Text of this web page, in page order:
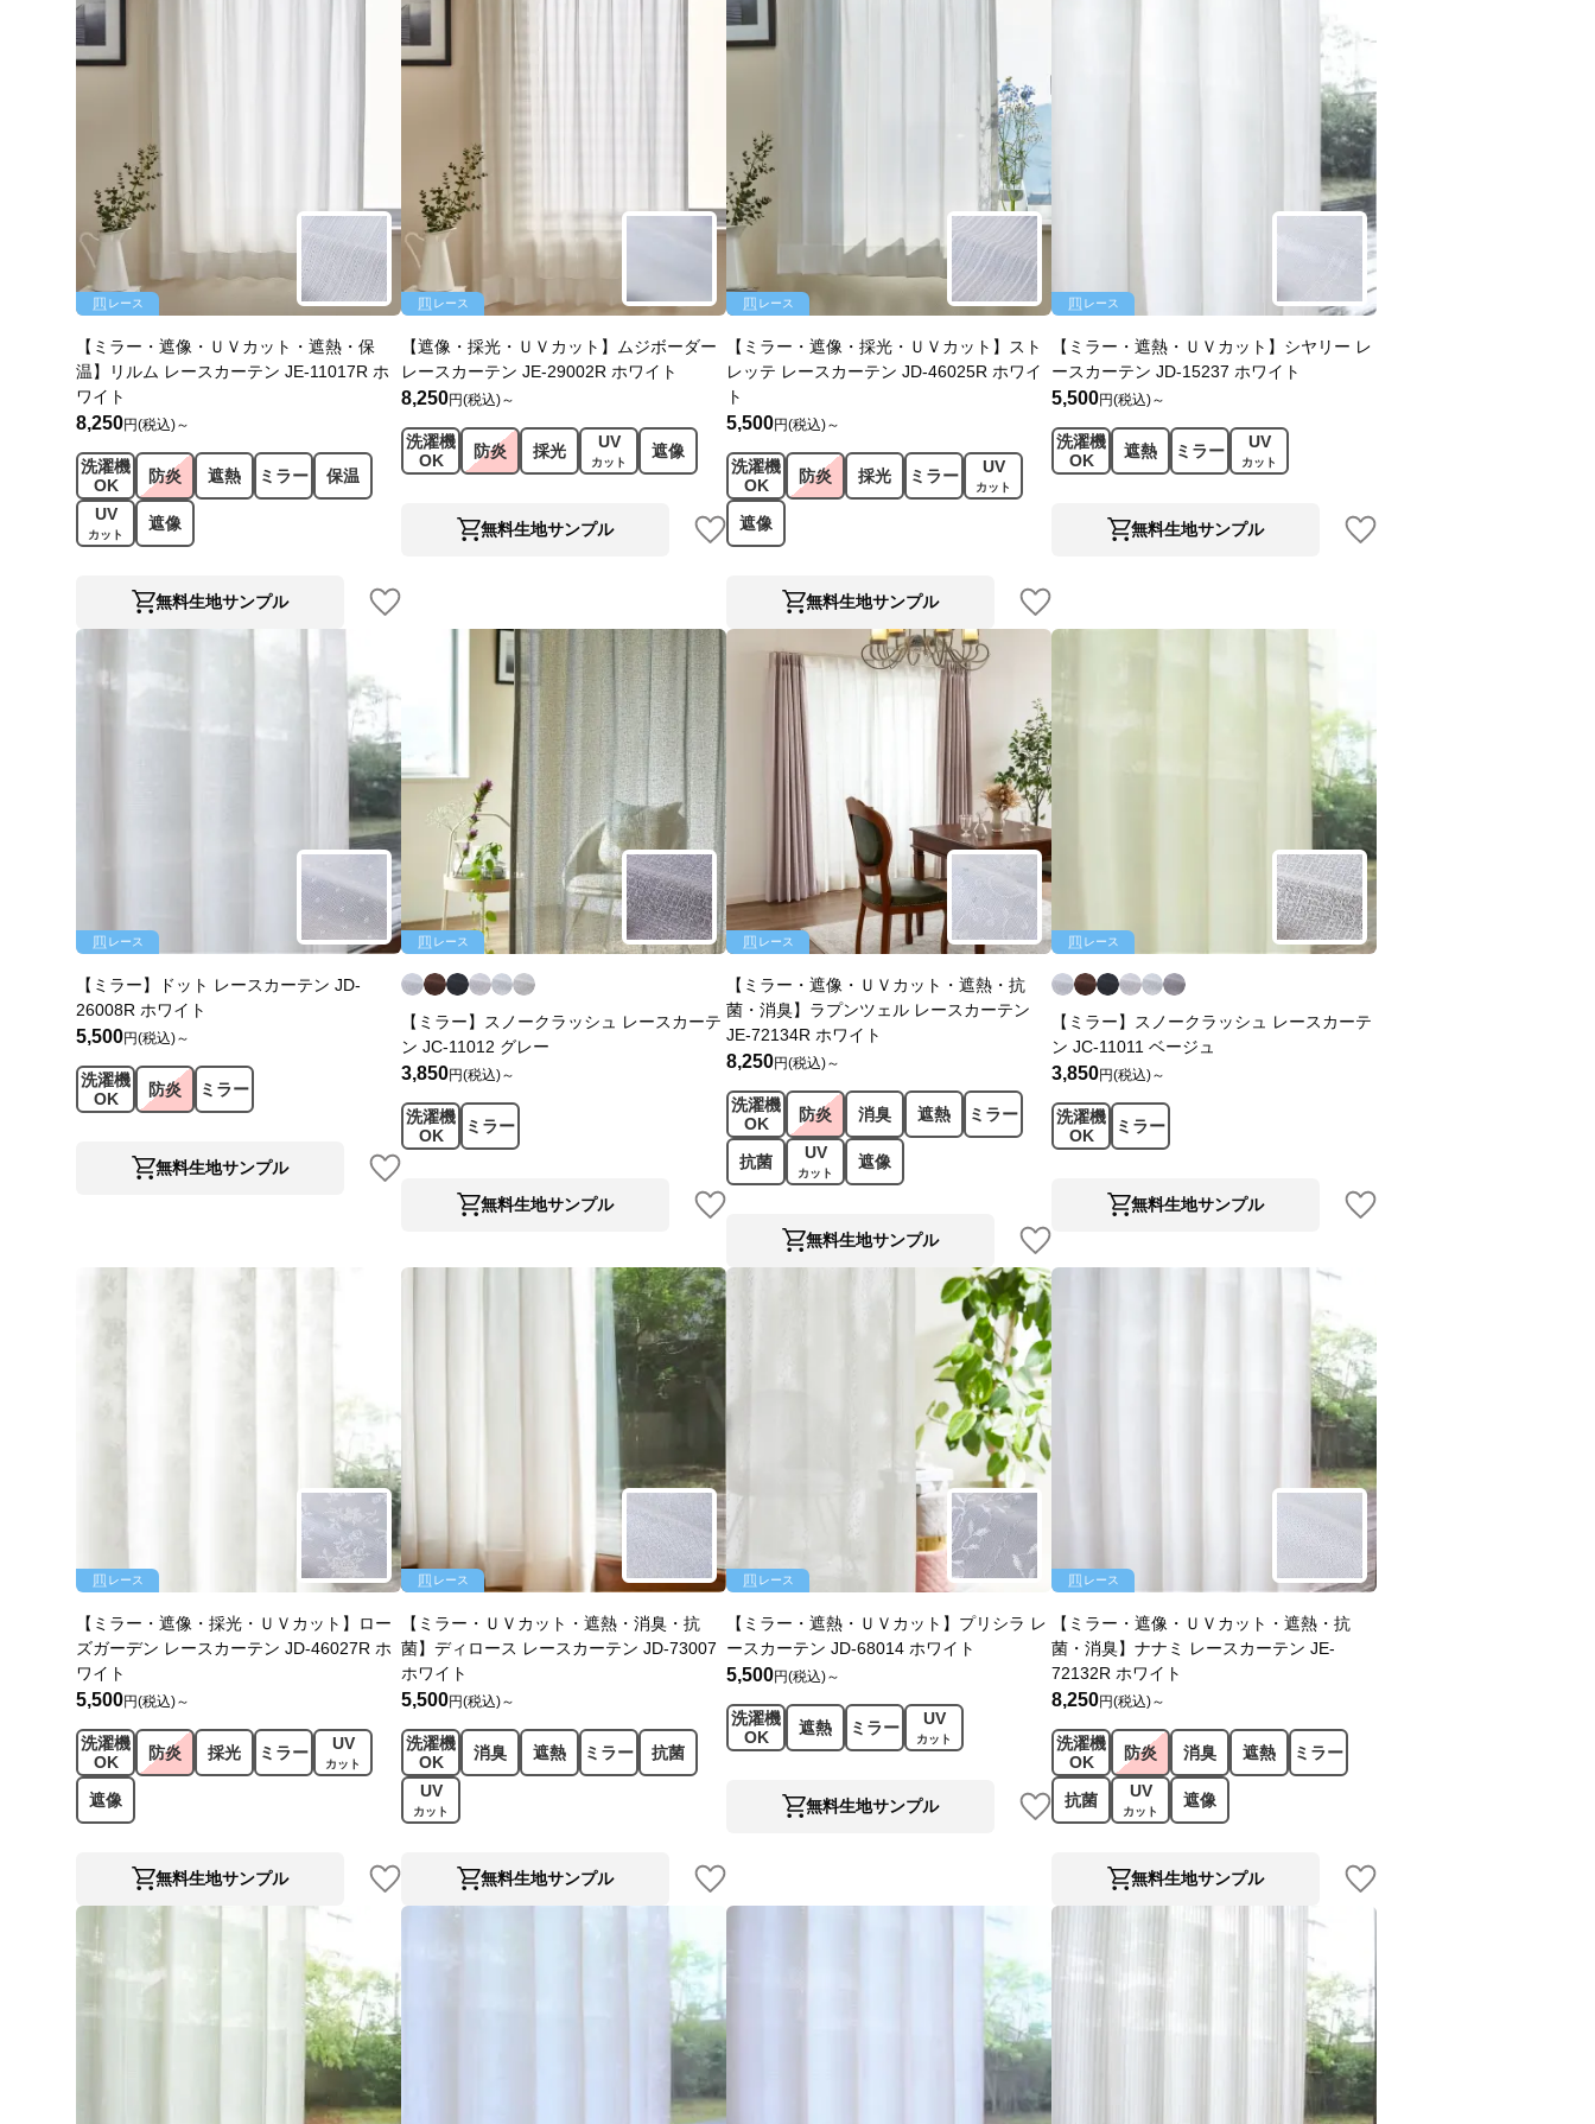
レース
【ミラー・遮像・ＵＶカット・遮熱・保
温】リルム レースカーテン JE-11017R ホ
ワイト
8,250円(税込)～
洗濯機
OK
防炎 遮熱 ミラー
保温
UV
カット
遮像
無料生地サンプル
レース
【遮像・採光・ＵＶカット】ムジボーダー
レースカーテン JE-29002R ホワイト
8,250円(税込)～
洗濯機
OK
防炎 採光 UV
カット
遮像
無料生地サンプル
レース
【ミラー・遮像・採光・ＵＶカット】スト
レッテ レースカーテン JD-46025R ホワイ
ト
5,500円(税込)～
洗濯機
OK
防炎 採光 ミラー UV
カット
遮像
無料生地サンプル
レース
【ミラー・遮熱・ＵＶカット】シヤリー レ
ースカーテン JD-15237 ホワイト
5,500円(税込)～
洗濯機
OK
遮熱 ミラー UV
カット
無料生地サンプル
レース
【ミラー】ドット レースカーテン JD-
26008R ホワイト
5,500円(税込)～
洗濯機
OK
防炎 ミラー
無料生地サンプル
レース
【ミラー】スノークラッシュ レースカーテ
ン JC-11012 グレー
3,850円(税込)～
洗濯機
OK
ミラー
無料生地サンプル
レース
【ミラー・遮像・ＵＶカット・遮熱・抗
菌・消臭】ラプンツェル レースカーテン
JE-72134R ホワイト
8,250円(税込)～
洗濯機
OK
防炎 消臭 遮熱 ミラー
抗菌 UV
カット
遮像
無料生地サンプル
レース
【ミラー】スノークラッシュ レースカーテ
ン JC-11011 ベージュ
3,850円(税込)～
洗濯機
OK
ミラー
無料生地サンプル
レース
【ミラー・遮像・採光・ＵＶカット】ロー
ズガーデン レースカーテン JD-46027R ホ
ワイト
5,500円(税込)～
洗濯機
OK
防炎 採光 ミラー UV
カット
遮像
無料生地サンプル
レース
【ミラー・ＵＶカット・遮熱・消臭・抗
菌】ディロース レースカーテン JD-73007
ホワイト
5,500円(税込)～
洗濯機
OK
消臭 遮熱 ミラー
抗菌
UV
カット
無料生地サンプル
レース
【ミラー・遮熱・ＵＶカット】プリシラ レ
ースカーテン JD-68014 ホワイト
5,500円(税込)～
洗濯機
OK
遮熱 ミラー UV
カット
無料生地サンプル
レース
【ミラー・遮像・ＵＶカット・遮熱・抗
菌・消臭】ナナミ レースカーテン JE-
72132R ホワイト
8,250円(税込)～
洗濯機
OK
防炎 消臭 遮熱 ミラー
抗菌 UV
カット
遮像
無料生地サンプル